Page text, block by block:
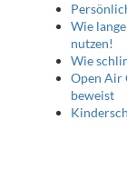
Wie
nutzen!
Wie
Open Air
beweist